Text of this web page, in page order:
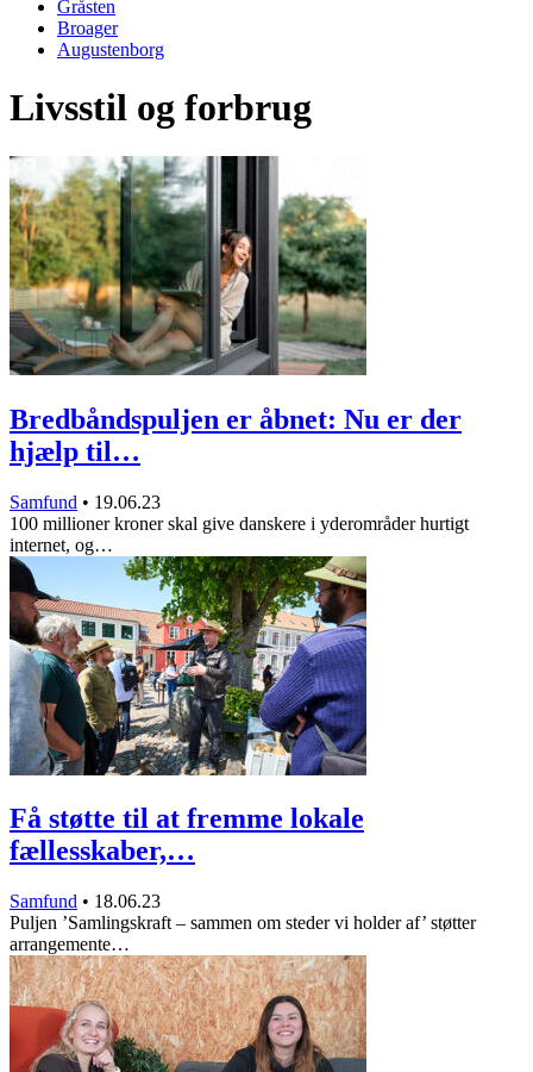
Gråsten
Broager
Augustenborg
Livsstil og forbrug
Bredbåndspuljen er åbnet: Nu er der
hjælp til…
Samfund • 19.06.23
100 millioner kroner skal give danskere i yderområder hurtigt
internet, og…
Få støtte til at fremme lokale
fællesskaber,…
Samfund • 18.06.23
Puljen ’Samlingskraft – sammen om steder vi holder af’ støtter
arrangemente…